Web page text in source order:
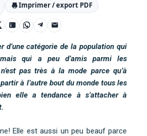
Imprimer / export PDF
d’une catégorie de la population qui
qui a peu d’amis parmi les
pas très à la mode parce qu’à
à l’autre bout du monde tous les
elle a tendance à s’attacher à
Elle est aussi un peu beauf parce